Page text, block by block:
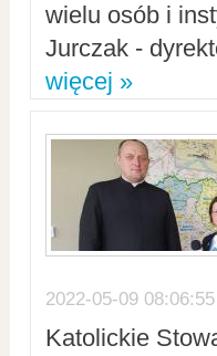
wielu osób i
Jurczak -
więcej »
2022-05-09 08:06:55
Katolickie